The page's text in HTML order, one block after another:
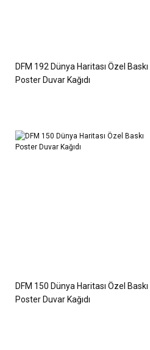
DFM 192 Dünya Haritası Özel Baskı
Poster Duvar Kağıdı
DFM 150 Dünya Haritası Özel Baskı
Poster Duvar Kağıdı